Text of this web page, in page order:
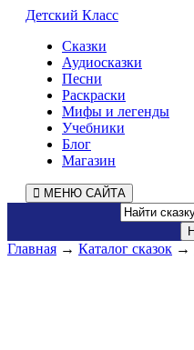
Детский Класс
Сказки
Аудиосказки
Песни
Раскраски
Мифы и легенды
Учебники
Блог
Магазин
МЕНЮ САЙТА
Главная → Каталог сказок →